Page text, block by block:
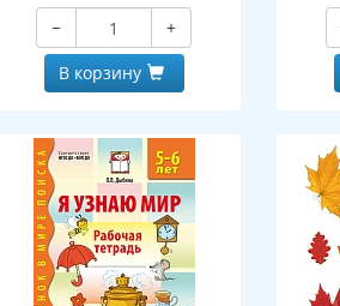
−
+
В корзину